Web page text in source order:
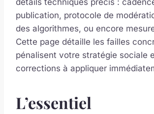
détails techniques précis :
publication, protocole de
des algorithmes, ou encore
Cette page détaille les failles
pénalisent votre stratégie sociale
corrections à appliquer
L’essentiel